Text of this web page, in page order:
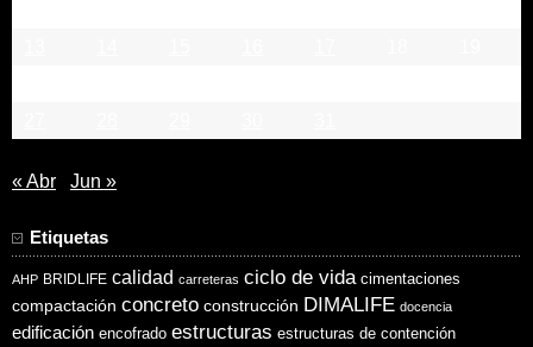
« Abr Jun »
Etiquetas
AHP BRIDLIFE calidad carreteras ciclo de vida cimentaciones
compactación concreto construcción DIMALIFE docencia
edificación encofrado estructuras estructuras de contención